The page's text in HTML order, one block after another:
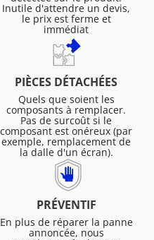
Inutile d'attendre un devis,
le prix est ferme et
immédiat
PIÈCES DÉTACHÉES
Quels que soient les
composants à remplacer.
Pas de surcoût si le
composant est onéreux (par
exemple, remplacement de
la dalle d'un écran).
PRÉVENTIF
En plus de réparer la panne
annoncée, nous